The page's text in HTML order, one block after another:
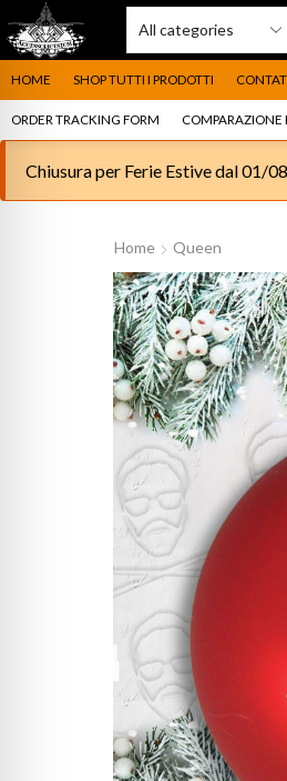
HOME SHOP TUTTI I PRODOTTI
ORDER TRACKING FORM COMPARAZIONE
Chiusura per Ferie Estive dal 01/
Home Queen